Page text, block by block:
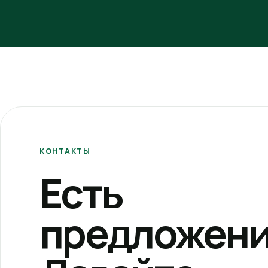
КОНТАКТЫ
Есть